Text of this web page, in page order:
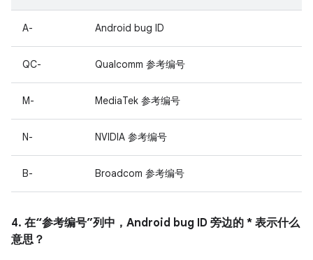
A- Android bug ID
QC- Qualcomm 参考编号
M- MediaTek 参考编号
N- NVIDIA 参考编号
B- Broadcom 参考编号
4. 在“参考编号”列中，Android bug ID 旁边的 * 表示什么
意思？